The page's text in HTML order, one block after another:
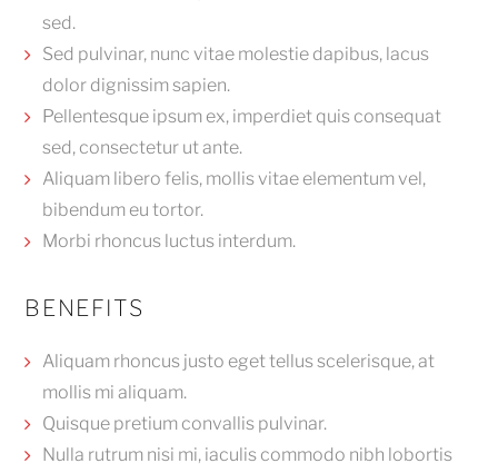
sed.
Sed pulvinar, nunc vitae molestie dapibus, lacus
dolor dignissim sapien.
Pellentesque ipsum ex, imperdiet quis consequat
sed, consectetur ut ante.
Aliquam libero felis, mollis vitae elementum vel,
bibendum eu tortor.
Morbi rhoncus luctus interdum.
BENEFITS
Aliquam rhoncus justo eget tellus scelerisque, at
mollis mi aliquam.
Quisque pretium convallis pulvinar.
Nulla rutrum nisi mi, iaculis commodo nibh lobortis